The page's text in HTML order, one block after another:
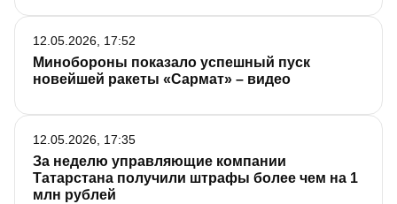
Минобороны показало успешный пуск
новейшей ракеты «Сармат» – видео
12.05.2026, 17:52
За неделю управляющие компании
Татарстана получили штрафы более чем на 1
млн рублей
12.05.2026, 17:35